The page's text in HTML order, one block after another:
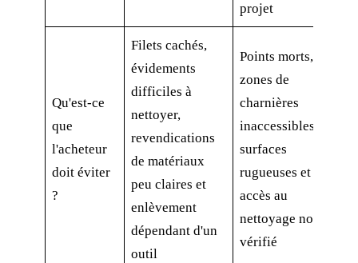
projet
Qu'est-ce
que
l'acheteur
doit éviter
?
Filets cachés,
évidements
difficiles à
nettoyer,
revendications
de matériaux
peu claires et
enlèvement
dépendant d'un
outil
Points morts,
zones de
charnières
inaccessibles,
surfaces
rugueuses et
accès au
nettoyage non
vérifié